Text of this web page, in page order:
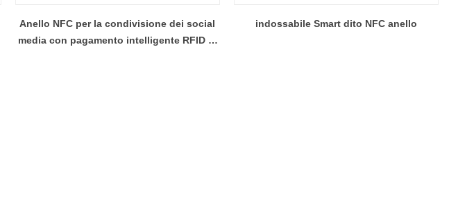
Anello NFC per la condivisione dei social
media con pagamento intelligente RFID di
indossabile Smart dito NFC anello